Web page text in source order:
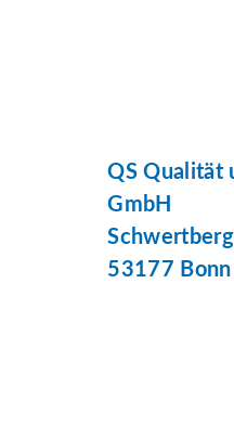
QS Qualität
GmbH
53177 Bonn